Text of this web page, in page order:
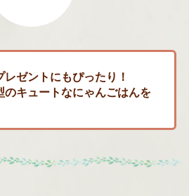
ゼントにもぴったり！
のキュートなにゃんごはんを